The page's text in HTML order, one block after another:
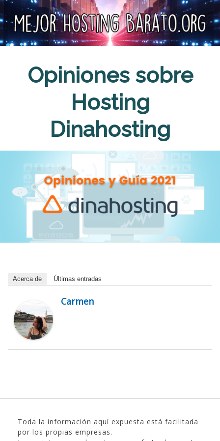
Saltar
al
contenido
Opiniones sobre
Hosting
Dinahosting
Acerca de Últimas entradas
Carmen
Toda la información aquí expuesta está facilitada
por los propias empresas.